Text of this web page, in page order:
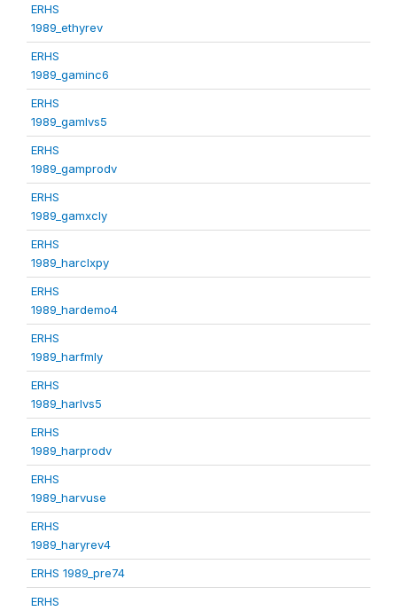
ERHS
1989_ethyrev
ERHS
1989_gaminc6
ERHS
1989_gamlvs5
ERHS
1989_gamprodv
ERHS
1989_gamxcly
ERHS
1989_harclxpy
ERHS
1989_hardemo4
ERHS
1989_harfmly
ERHS
1989_harlvs5
ERHS
1989_harprodv
ERHS
1989_harvuse
ERHS
1989_haryrev4
ERHS 1989_pre74
ERHS